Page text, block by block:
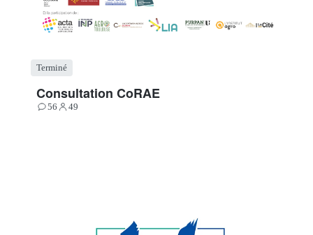
Terminé
Consultation CoRAE
56
Contributions
49
Participants